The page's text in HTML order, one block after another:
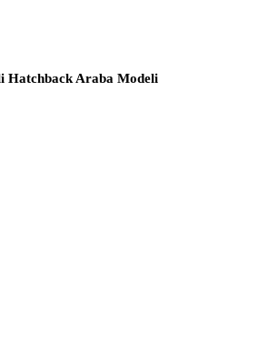
Hatchback Araba Modeli